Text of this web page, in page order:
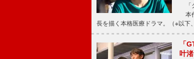
「
本
長を描く本格医療ドラマ。（※以
「
叶